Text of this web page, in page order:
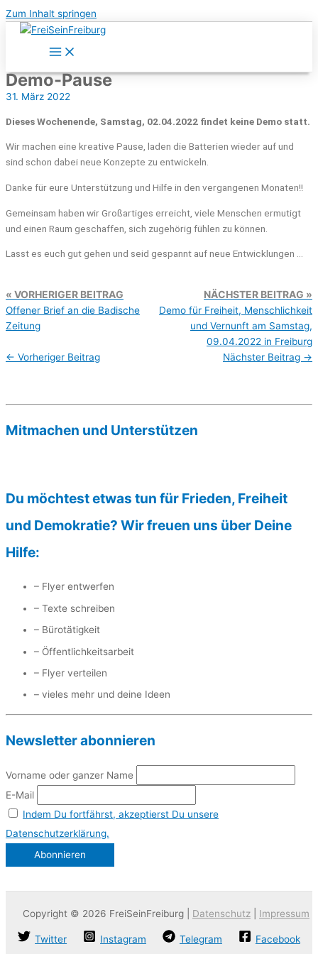
Zum Inhalt springen
Demo-Pause
31. März 2022
Dieses Wochenende, Samstag, 02.04.2022 findet keine Demo statt.
Wir machen eine kreative Pause, laden die Batterien wieder auf und
sind schon dabei neue Konzepte zu entwickeln.
Danke für eure Unterstützung und Hilfe in den vergangenen Monaten!!
Gemeinsam haben wir Großartiges erreicht, viele Menschen ermutigt
und einen Raum geschaffen, sich zugehörig fühlen zu können.
Lasst es euch gut gehen und seid gespannt auf neue Entwicklungen …
VORHERIGER BEITRAG
Offener Brief an die Badische
Zeitung
NÄCHSTER BEITRAG
Demo für Freiheit, Menschlichkeit
und Vernunft am Samstag,
09.04.2022 in Freiburg
← Vorheriger Beitrag Nächster Beitrag →
Mitmachen und Unterstützen
Du möchtest etwas tun für Frieden, Freiheit
und Demokratie? Wir freuen uns über Deine
Hilfe:
– Flyer entwerfen
– Texte schreiben
– Bürotätigkeit
– Öffentlichkeitsarbeit
– Flyer verteilen
– vieles mehr und deine Ideen
Newsletter abonnieren
Vorname oder ganzer Name
E-Mail
Indem Du fortfährst, akzeptierst Du unsere
Datenschutzerklärung.
Copyright © 2026 FreiSeinFreiburg | Datenschutz Impressum
Twitter Instagram Telegram Facebook